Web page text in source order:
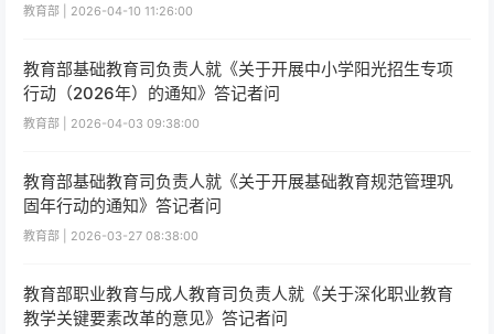
教育部 | 2026-04-10 11:26:00
教育部基础教育司负责人就《关于开展中小学阳光招生专项
行动（2026年）的通知》答记者问
教育部 | 2026-04-03 09:38:00
教育部基础教育司负责人就《关于开展基础教育规范管理巩
固年行动的通知》答记者问
教育部 | 2026-03-27 08:38:00
教育部职业教育与成人教育司负责人就《关于深化职业教育
教学关键要素改革的意见》答记者问